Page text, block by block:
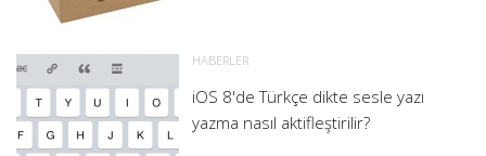
HABERLER
iOS 8'de Türkçe dikte sesle yazı
yazma nasıl aktifleştirilir?